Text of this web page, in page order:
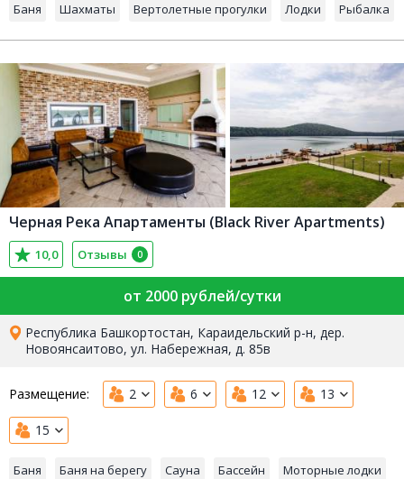
Баня Шахматы Вертолетные прогулки Лодки Рыбалка
Черная Река Апартаменты (Black River Apartments)
10,0 Отзывы 0
от 2000 рублей/сутки
Республика Башкортостан, Караидельский р-н, дер.
Новоянсаитово, ул. Набережная, д. 85в
Размещение: 2 6 12 13
15
Баня Баня на берегу Сауна Бассейн Моторные лодки